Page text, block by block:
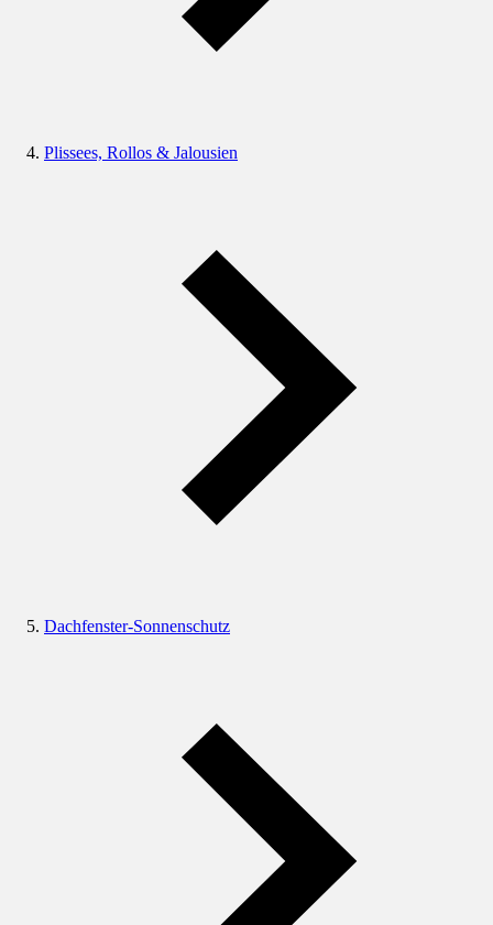
Plissees, Rollos & Jalousien
Dachfenster-Sonnenschutz